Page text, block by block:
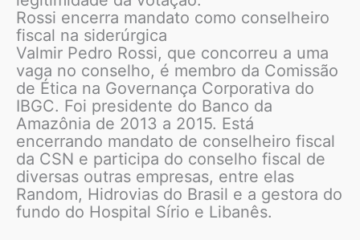
Rossi encerra mandato como conselheiro
fiscal na siderúrgica
Valmir Pedro Rossi, que concorreu a uma
vaga no conselho, é membro da Comissão
de Ética na Governança Corporativa do
IBGC. Foi presidente do Banco da
Amazônia de 2013 a 2015. Está
encerrando mandato de conselheiro fiscal
da CSN e participa do conselho fiscal de
diversas outras empresas, entre elas
Random, Hidrovias do Brasil e a gestora do
fundo do Hospital Sírio e Libanês.